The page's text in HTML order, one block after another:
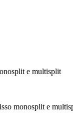
e multisplit
monosplit e